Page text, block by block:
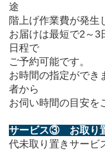
途
階上げ作業費が発生
お届けは最短で2～3
日程で
ご予約可能です。
お時間の指定ができ
者から
お伺い時間の目安を
サービス③　お取り
代未取り置きサービ